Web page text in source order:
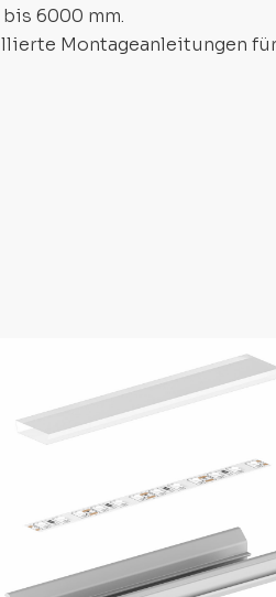
6000 mm.
Montageanleitungen